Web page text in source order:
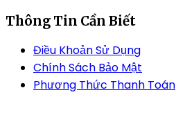
Thông Tin Cần Biết
Điều Khoản Sử Dụng
Chính Sách Bảo Mật
Phương Thức Thanh Toán